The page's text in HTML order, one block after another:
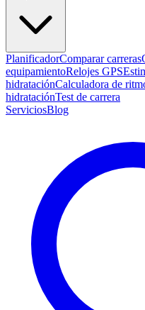
PlanificadorComparar carreras
equipamientoRelojes GPS
hidrataciónCalculadora de
hidrataciónTest de carrera
ServiciosBlog